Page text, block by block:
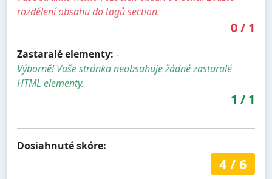
rozdělení obsahu do tagů section.
0/ 1
Zastaralé elementy: -
Výborně! Vaše stránka neobsahuje žádné zastaralé
HTML elementy.
1 / 1
Dosiahnuté skóre:
4/ 6